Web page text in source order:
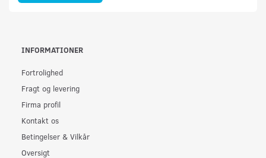
INFORMATIONER
Fortrolighed
Fragt og levering
Firma profil
Kontakt os
Betingelser & Vilkår
Oversigt